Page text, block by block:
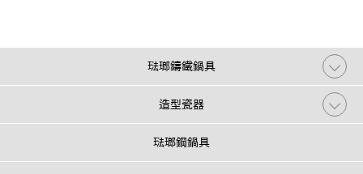
琺瑯鑄鐵鍋具
造型瓷器
琺瑯鋼鍋具